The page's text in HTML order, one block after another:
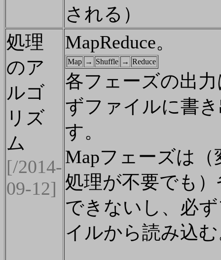
される）
処理
のア
ルゴ
リズ
ム
[/2014-
09-12]
MapReduce。
Map → Shuffle → Reduce
各フェーズの出
ずファイルに書
す。
Mapフェーズは（
処理が不要でも）
できないし、必
イルから読み込